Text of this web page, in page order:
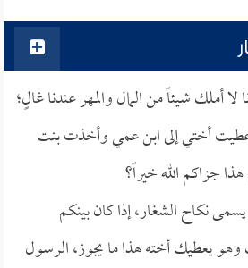
أملك شيئاً من المال والمهر عندنا غالٍ؛
أختي إلى ابن عمي وأخذت بنت
جزاكم الله خيراً؟
نكاح الشغار، إذا كان بينكم
يعطيك أخته هذا ما يجوز، الرسول